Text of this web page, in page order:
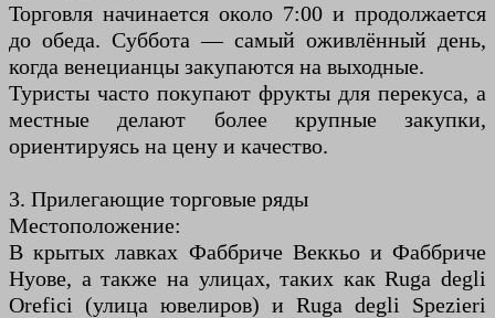
Торговля начинается около 7:00 и продолжается
до обеда. Суббота — самый оживлённый день,
когда венецианцы закупаются на выходные.
Туристы часто покупают фрукты для перекуса, а
местные делают более крупные закупки,
ориентируясь на цену и качество.
3. Прилегающие торговые ряды
Местоположение:
В крытых лавках Фаббриче Веккьо и Фаббриче
Нуове, а также на улицах, таких как Ruga degli
Orefici (улица ювелиров) и Ruga degli Spezieri